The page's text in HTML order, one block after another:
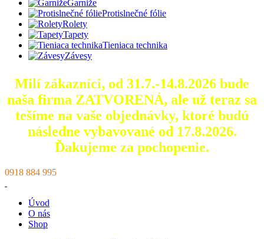
Garniže
Protislnečné fólie
Rolety
Tapety
Tieniaca technika
Závesy
Milí zákazníci, od 31.7.-14.8.2026 bude
naša firma ZATVORENÁ, ale už teraz sa
tešíme na vaše objednávky, ktoré budú
následne vybavované od 17.8.2026.
Ďakujeme za pochopenie.
0918 884 995
Úvod
O nás
Shop